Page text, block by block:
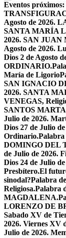
Eventos próximos:
Agosto de 2026.
SANTA MARÍA
2026. SAN
Agosto de 2026.
Dios 2 de Agosto
ORDINARIO.
María de Ligorio
SAN IGNACIO
2026. SANTA
VENEGAS,
SANTOS
Julio de 2026.
Dios 27 de Julio
Ordinario.Palabra
DOMINGO DEL
de Julio de 2026.
Dios 24 de Julio
Presbítero.El
sinodal?Palabra
Religiosa.Palabra
MAGDALENA.
LORENZO DE
Sabado XV de
2026. Viernes XV
Julio de 2026.